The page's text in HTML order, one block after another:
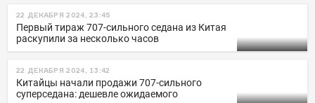
22 ДЕКАБРЯ 2024, 23:45
Первый тираж 707-сильного седана из Китая
раскупили за несколько часов
22 ДЕКАБРЯ 2024, 13:42
Китайцы начали продажи 707-сильного
суперседана: дешевле ожидаемого